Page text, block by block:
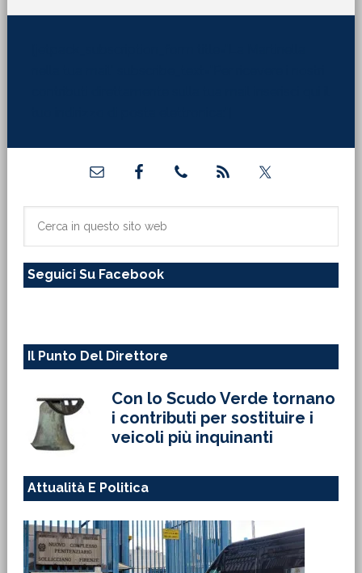
primaria
sito
Seguici Su Facebook
Il Punto Del Direttore
Con lo Scudo Verde tornano
i contributi per sostituire i
veicoli più inquinanti
Attualità E Politica